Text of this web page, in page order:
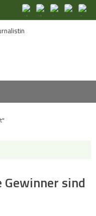
Gewinner sind